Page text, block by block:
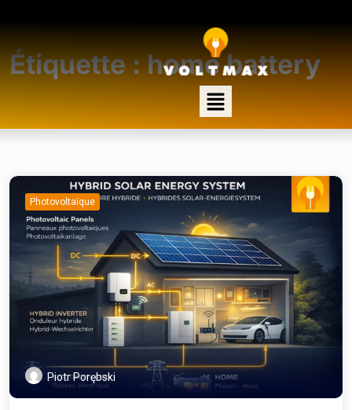
Étiquette :home battery
Photovoltaïque
Piotr Porębski